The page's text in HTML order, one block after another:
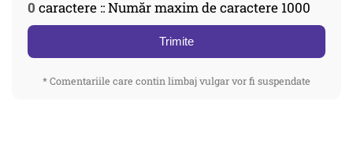
0 caractere :: Număr maxim de caractere 1000
Trimite
* Comentariile care contin limbaj vulgar vor fi suspendate